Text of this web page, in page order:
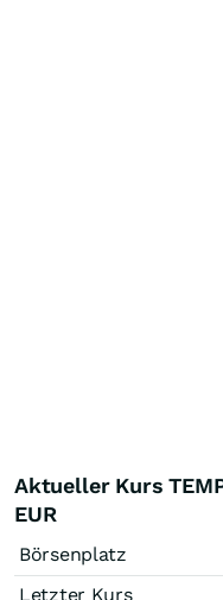
Aktueller Kurs
EUR
Börsenplatz
Letzter Kurs